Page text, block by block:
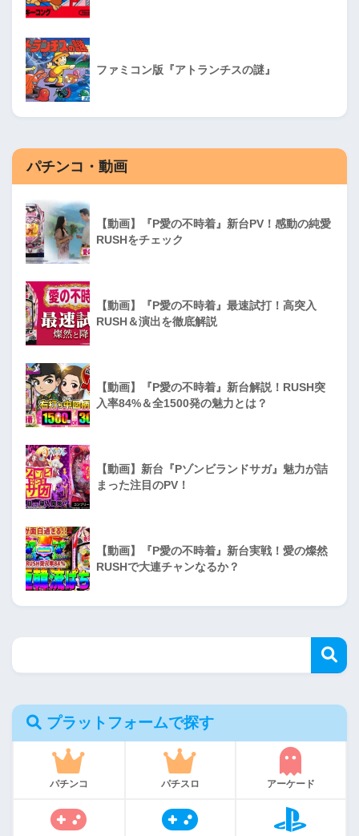
ファミコン版『アトランチスの謎』
パチンコ・動画
【動画】『P愛の不時着』新台PV！感動の純愛
RUSHをチェック
【動画】『P愛の不時着』最速試打！高突入
RUSH＆演出を徹底解説
【動画】『P愛の不時着』新台解説！RUSH突
入率84%＆全1500発の魅力とは？
【動画】新台『Pゾンビランドサガ』魅力が詰
まった注目のPV！
【動画】『P愛の不時着』新台実戦！愛の燦然
RUSHで大連チャンなるか？
プラットフォームで探す
パチンコ パチスロ アーケード